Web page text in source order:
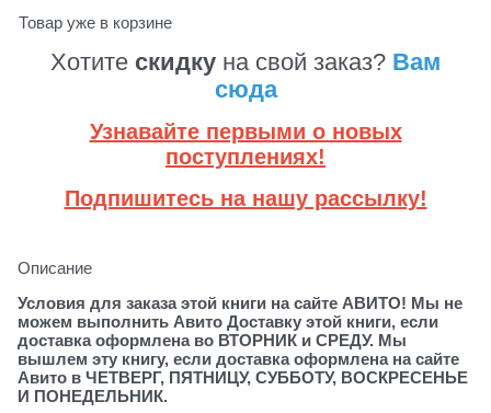
Товар уже в корзине
Хотите скидку на свой заказ? Вам
сюда
Узнавайте первыми о новых
поступлениях!
Подпишитесь на нашу рассылку!
Описание
Условия для заказа этой книги на сайте АВИТО! Мы не
можем выполнить Авито Доставку этой книги, если
доставка оформлена во ВТОРНИК и СРЕДУ. Мы
вышлем эту книгу, если доставка оформлена на сайте
Авито в ЧЕТВЕРГ, ПЯТНИЦУ, СУББОТУ, ВОСКРЕСЕНЬЕ
И ПОНЕДЕЛЬНИК.